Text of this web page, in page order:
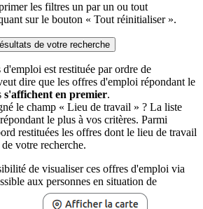
les filtres un par un ou tout
sur le bouton « Tout réinitialiser ».
de votre recherche
est restituée par ordre de
dire que les offres d'emploi répondant le
s'affichent en premier.
le champ « Lieu de travail » ? La liste
le plus à vos critères. Parmi
restituées les offres dont le lieu de travail
votre recherche.
de visualiser ces offres d'emploi via
aux personnes en situation de